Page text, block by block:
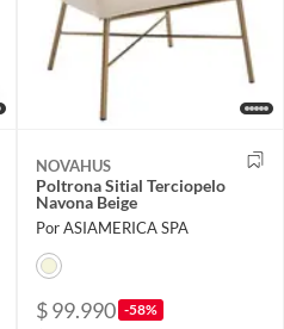
NOVAHUS
Poltrona Sitial Terciopelo
Navona Beige
Por ASIAMERICA SPA
$ 99.990 -58%